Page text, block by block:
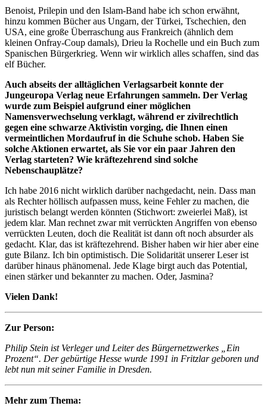
Benoist, Prilepin und den Islam-Band habe ich schon erwähnt,
hinzu kommen Bücher aus Ungarn, der Türkei, Tschechien, den
USA, eine große Überraschung aus Frankreich (ähnlich dem
kleinen Onfray-Coup damals), Drieu la Rochelle und ein Buch zum
Spanischen Bürgerkrieg. Wenn wir wirklich alles schaffen, sind das
elf Bücher.
Auch abseits der alltäglichen Verlagsarbeit konnte der
Jungeuropa Verlag neue Erfahrungen sammeln. Der Verlag
wurde zum Beispiel aufgrund einer möglichen
Namensverwechselung verklagt, während er zivilrechtlich
gegen eine schwarze Aktivistin vorging, die Ihnen einen
vermeintlichen Mordaufruf in die Schuhe schob. Haben Sie
solche Aktionen erwartet, als Sie vor ein paar Jahren den
Verlag starteten? Wie kräftezehrend sind solche
Nebenschauplätze?
Ich habe 2016 nicht wirklich darüber nachgedacht, nein. Dass man
als Rechter höllisch aufpassen muss, keine Fehler zu machen, die
juristisch belangt werden könnten (Stichwort: zweierlei Maß), ist
jedem klar. Man rechnet zwar mit verrückten Angriffen von ebenso
verrückten Leuten, doch die Realität ist dann oft noch absurder als
gedacht. Klar, das ist kräftezehrend. Bisher haben wir hier aber eine
gute Bilanz. Ich bin optimistisch. Die Solidarität unserer Leser ist
darüber hinaus phänomenal. Jede Klage birgt auch das Potential,
einen stärker und bekannter zu machen. Oder, Jasmina?
Vielen Dank!
Zur Person:
Philip Stein ist Verleger und Leiter des Bürgernetzwerkes „Ein
Prozent“. Der gebürtige Hesse wurde 1991 in Fritzlar geboren und
lebt nun mit seiner Familie in Dresden.
Mehr zum Thema: